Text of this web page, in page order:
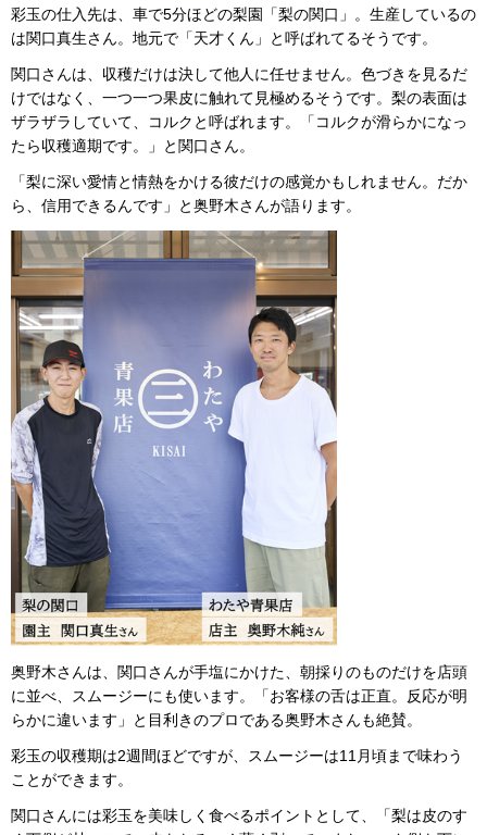
彩玉の仕入先は、車で5分ほどの梨園「梨の関口」。生産しているの
は関口真生さん。地元で「天才くん」と呼ばれてるそうです。
関口さんは、収穫だけは決して他人に任せません。色づきを見るだ
けではなく、一つ一つ果皮に触れて見極めるそうです。梨の表面は
ザラザラしていて、コルクと呼ばれます。「コルクが滑らかになっ
たら収穫適期です。」と関口さん。
「梨に深い愛情と情熱をかける彼だけの感覚かもしれません。だか
ら、信用できるんです」と奥野木さんが語ります。
奥野木さんは、関口さんが手塩にかけた、朝採りのものだけを店頭
に並べ、スムージーにも使います。「お客様の舌は正直。反応が明
らかに違います」と目利きのプロである奥野木さんも絶賛。
彩玉の収穫期は2週間ほどですが、スムージーは11月頃まで味わう
ことができます。
関口さんには彩玉を美味しく食べるポイントとして、「梨は皮のす